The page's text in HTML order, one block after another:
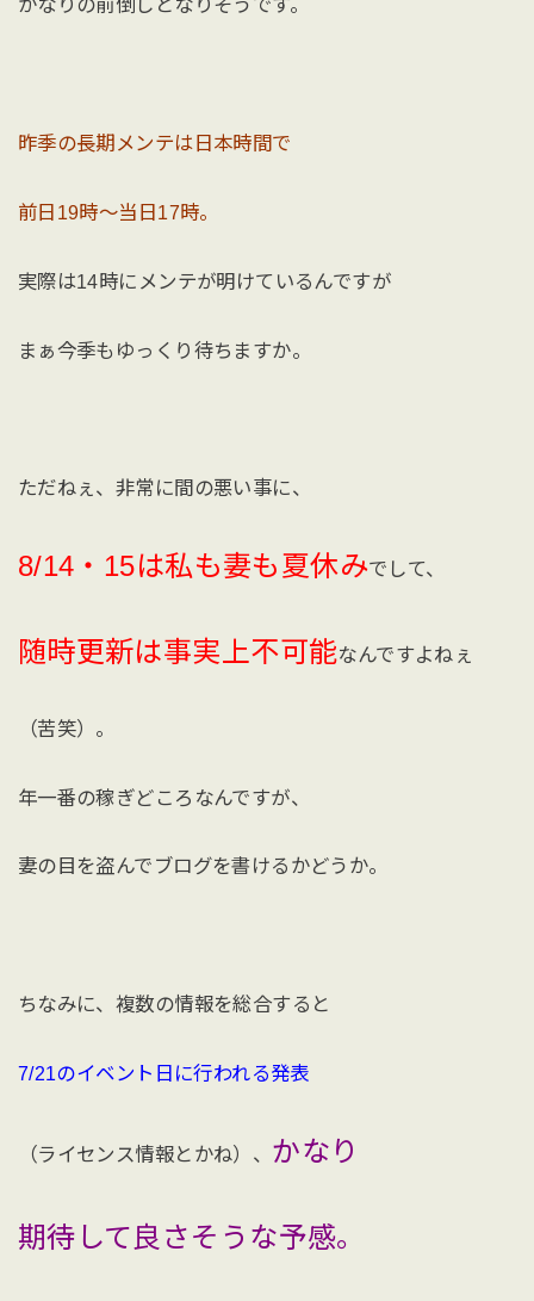
かなりの前倒しとなりそうです。
昨季の長期メンテは日本時間で
前日19時〜当日17時。
実際は14時にメンテが明けているんですが
まぁ今季もゆっくり待ちますか。
ただねぇ、非常に間の悪い事に、
8/14・15は私も妻も夏休みでして、
随時更新は事実上不可能なんですよねぇ
（苦笑）。
年一番の稼ぎどころなんですが、
妻の目を盗んでブログを書けるかどうか。
ちなみに、複数の情報を総合すると
7/21のイベント日に行われる発表
（ライセンス情報とかね）、 かなり
期待して良さそうな予感。